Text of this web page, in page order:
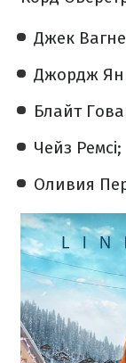
Джек
Джордж
Блайт
Чейз Ремсі;
Оливия